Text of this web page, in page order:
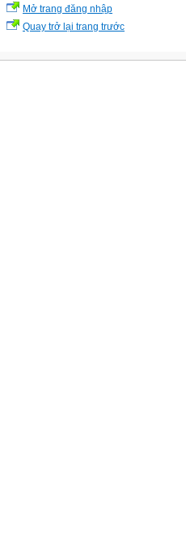
Mở trang đăng nhập
Quay trở lại trang trước